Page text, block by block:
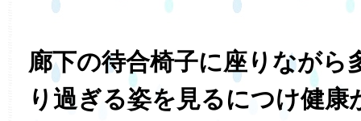
廊下の待合椅子に座りながら
り過ぎる姿を見るにつけ健